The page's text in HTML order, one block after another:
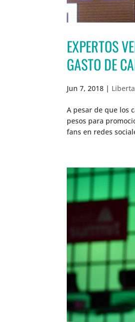
EXPERTOS
GASTO DE
Jun 7, 2018 |
A pesar de que los
pesos para
fans en redes